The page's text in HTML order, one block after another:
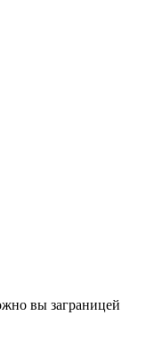
вы заграницей